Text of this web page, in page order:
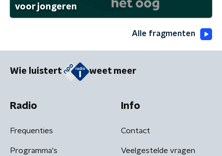
voor jongeren
Alle fragmenten
Wie luistert weet meer
Radio
Frequenties
Programma's
Info
Contact
Veelgestelde vragen